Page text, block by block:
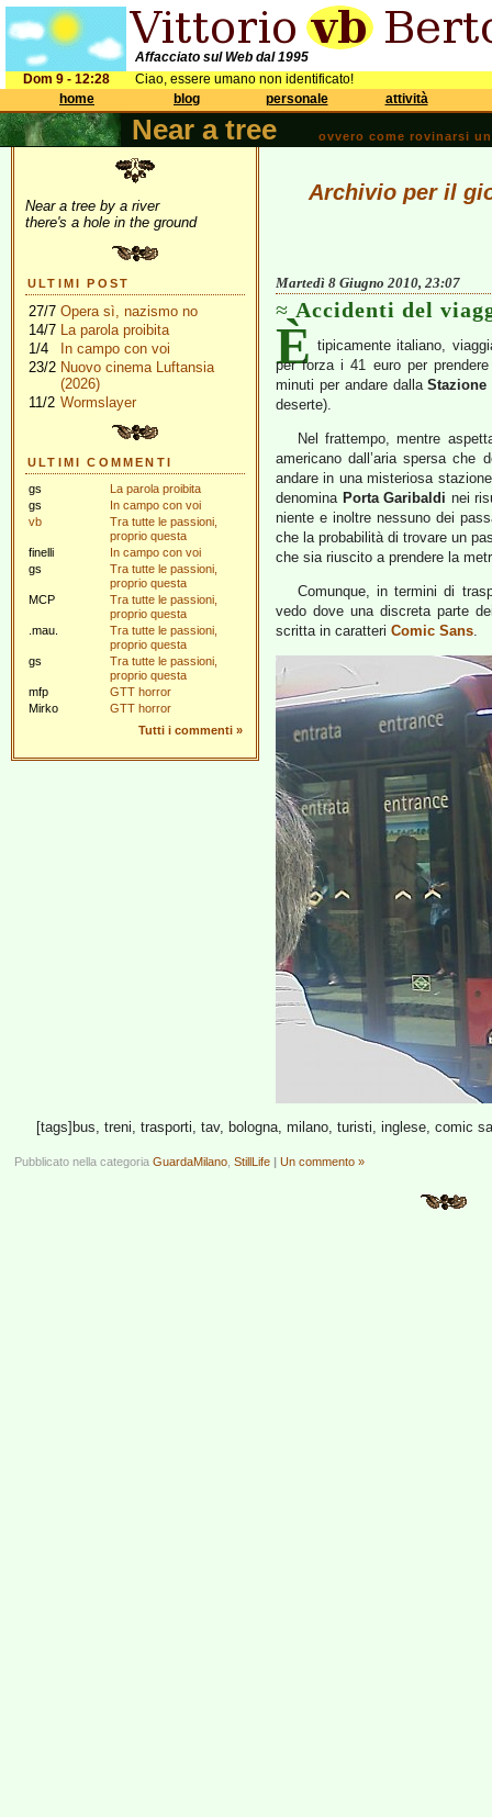
Affacciato sul Web dal 1995
Dom 9 - 12:28
Ciao, essere umano non identificato!
home
blog personale attività
Near a tree ovvero come rovinarsi
Near a tree by a river
there's a hole in the ground
ULTIMI POST
27/7 Opera sì, nazismo no
14/7 La parola proibita
1/4
In campo con voi
23/2 Nuovo cinema Luftansia
(2026)
11/2 Wormslayer
ULTIMI COMMENTI
gs
La parola proibita
gs
In campo con voi
vb
Tra tutte le passioni,
proprio questa
finelli
In campo con voi
gs
Tra tutte le passioni,
proprio questa
MCP
Tra tutte le passioni,
proprio questa
.mau.
Tra tutte le passioni,
proprio questa
gs
Tra tutte le passioni,
proprio questa
mfp
GTT horror
Mirko
GTT horror
Tutti i commenti »
Archivio per il
Martedì 8 Giugno 2010, 23:07
Accidenti del
È tipicamente italiano,
per forza i 41 euro per
minuti per andare dallaStazione
deserte).
Nel frattempo, mentre
americano dall’aria spersa che
andare in una misteriosa
denomina Porta Garibaldi nei
niente e inoltre nessuno dei
che la probabilità di trovare un
che sia riuscito a prendere la
Comunque, in termini di
vedo dove una discreta parte
scritta in caratteri Comic Sans.
[tags]bus, treni, trasporti, tav, bologna, milano, turisti, inglese, comic
Pubblicato nella categoria GuardaMilano StillLife | Un commento »